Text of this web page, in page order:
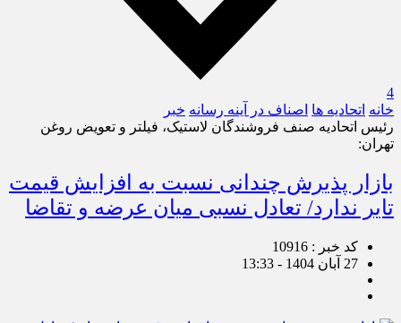
4
خانه اتحادیه ها اصناف در آینه رسانه خبر
رئیس اتحادیه صنف فروشندگان لاستیک، فیلتر و تعویض روغن
تهران:
بازار پذیرش چندانی نسبت به افزایش قیمت
تایر ندارد/ تعادل نسبی میان عرضه و تقاضا
کد خبر : 10916
27 آبان 1404 - 13:33